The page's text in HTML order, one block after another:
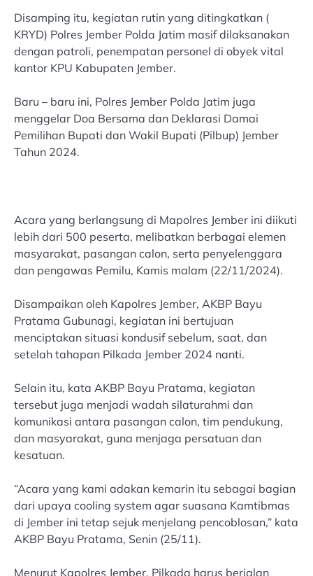
Disamping itu, kegiatan rutin yang ditingkatkan (
KRYD) Polres Jember Polda Jatim masif dilaksanakan
dengan patroli, penempatan personel di obyek vital
kantor KPU Kabupaten Jember.
Baru – baru ini, Polres Jember Polda Jatim juga
menggelar Doa Bersama dan Deklarasi Damai
Pemilihan Bupati dan Wakil Bupati (Pilbup) Jember
Tahun 2024.
Acara yang berlangsung di Mapolres Jember ini diikuti
lebih dari 500 peserta, melibatkan berbagai elemen
masyarakat, pasangan calon, serta penyelenggara
dan pengawas Pemilu, Kamis malam (22/11/2024).
Disampaikan oleh Kapolres Jember, AKBP Bayu
Pratama Gubunagi, kegiatan ini bertujuan
menciptakan situasi kondusif sebelum, saat, dan
setelah tahapan Pilkada Jember 2024 nanti.
Selain itu, kata AKBP Bayu Pratama, kegiatan
tersebut juga menjadi wadah silaturahmi dan
komunikasi antara pasangan calon, tim pendukung,
dan masyarakat, guna menjaga persatuan dan
kesatuan.
“Acara yang kami adakan kemarin itu sebagai bagian
dari upaya cooling system agar suasana Kamtibmas
di Jember ini tetap sejuk menjelang pencoblosan,” kata
AKBP Bayu Pratama, Senin (25/11).
Menurut Kapolres Jember, Pilkada harus berjalan